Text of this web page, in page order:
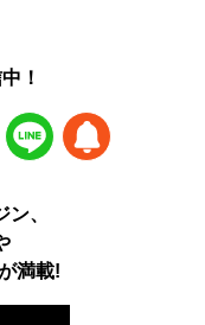
！
LINE
、
満載!